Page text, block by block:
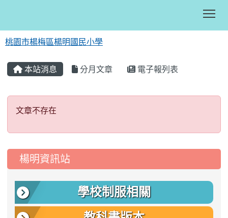
桃園市楊梅區楊明國民小學
本站消息 分月文章 電子報列表
文章不存在
文章不存在
::: 楊明資訊站
學校制服相關